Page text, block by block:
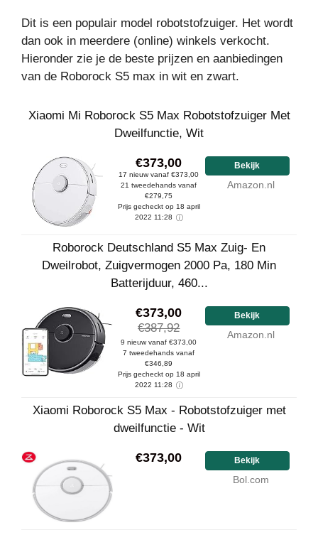
Dit is een populair model robotstofzuiger. Het wordt
dan ook in meerdere (online) winkels verkocht.
Hieronder zie je de beste prijzen en aanbiedingen
van de Roborock S5 max in wit en zwart.
Xiaomi Mi Roborock S5 Max Robotstofzuiger Met
Dweilfunctie, Wit
€373,00
17 nieuw vanaf €373,00
21 tweedehands vanaf
€279,75
Prijs gecheckt op 18 april
2022 11:28
Bekijk
Amazon.nl
Roborock Deutschland S5 Max Zuig- En
Dweilrobot, Zuigvermogen 2000 Pa, 180 Min
Batterijduur, 460...
€373,00
€387,92
9 nieuw vanaf €373,00
7 tweedehands vanaf
€346,89
Prijs gecheckt op 18 april
2022 11:28
Bekijk
Amazon.nl
Xiaomi Roborock S5 Max - Robotstofzuiger met
dweilfunctie - Wit
€373,00 Bekijk
Bol.com